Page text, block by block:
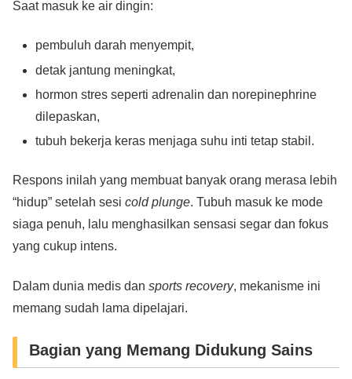
Saat masuk ke air dingin:
pembuluh darah menyempit,
detak jantung meningkat,
hormon stres seperti adrenalin dan norepinephrine
dilepaskan,
tubuh bekerja keras menjaga suhu inti tetap stabil.
Respons inilah yang membuat banyak orang merasa lebih
“hidup” setelah sesi cold plunge. Tubuh masuk ke mode
siaga penuh, lalu menghasilkan sensasi segar dan fokus
yang cukup intens.
Dalam dunia medis dan sports recovery, mekanisme ini
memang sudah lama dipelajari.
Bagian yang Memang Didukung Sains